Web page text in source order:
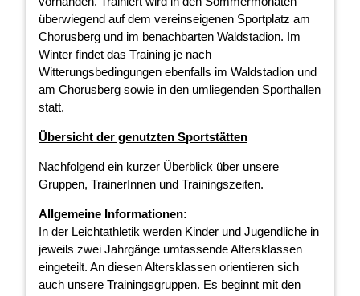
überwiegend auf dem vereinseigenen Sportplatz am
Chorusberg und im benachbarten Waldstadion. Im
Winter findet das Training je nach
Witterungsbedingungen ebenfalls im Waldstadion und
am Chorusberg sowie in den umliegenden Sporthallen
statt.
Übersicht der genutzten Sportstätten
Nachfolgend ein kurzer Überblick über unsere
Gruppen, TrainerInnen und Trainingszeiten.
Allgemeine Informationen:
In der Leichtathletik werden Kinder und Jugendliche in
jeweils zwei Jahrgänge umfassende Altersklassen
eingeteilt. An diesen Altersklassen orientieren sich
auch unsere Trainingsgruppen. Es beginnt mit den